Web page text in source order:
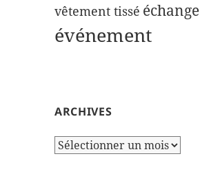
vêtement tissé échange
événement
ARCHIVES
Archives